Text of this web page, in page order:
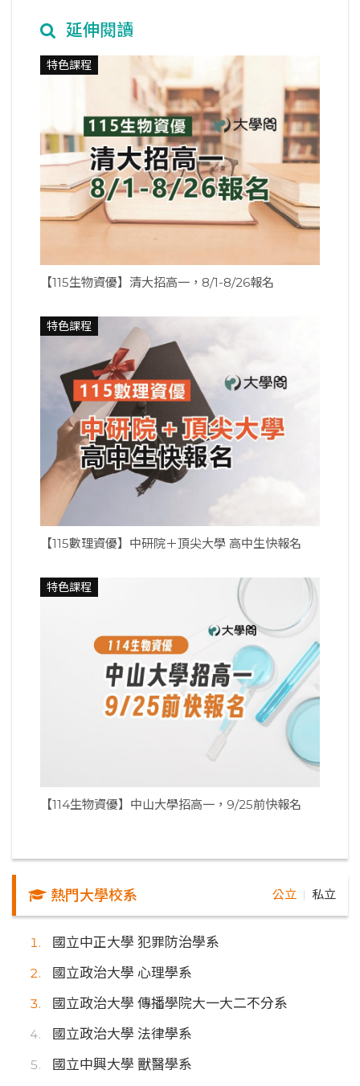
延伸閱讀
特色課程
【115生物資優】清大招高一，8/1-8/26報名
特色課程
【115數理資優】中研院＋頂尖大學 高中生快報名
特色課程
【114生物資優】中山大學招高一，9/25前快報名
熱門大學校系 公立 私立
國立中正大學 犯罪防治學系
國立政治大學 心理學系
國立政治大學 傳播學院大一大二不分系
國立政治大學 法律學系
國立中興大學 獸醫學系